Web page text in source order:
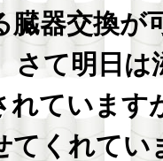
臓器交換が
さて明日は
れています
てくれてい